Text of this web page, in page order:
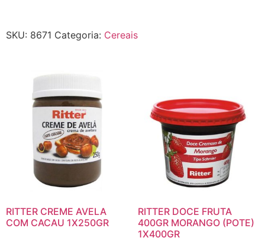
SKU: 8671 Categoria: Cereais
RITTER CREME AVELA
COM CACAU 1X250GR
RITTER DOCE FRUTA
400GR MORANGO (POTE)
1X400GR